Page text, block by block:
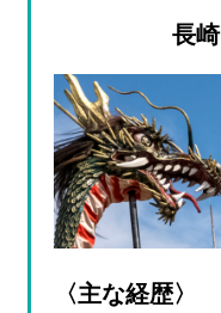
長
〈主な経歴〉